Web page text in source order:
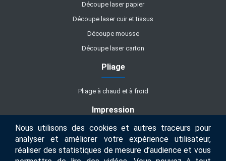
Découpe laser papier
Découpe laser cuir et tissus
Découpe mousse
Découpe laser carton
Pliage
Pliage à chaud et à froid
Impression
Métiers
Nous utilisons des cookies et autres traceurs pour
analyser et améliorer votre expérience utilisateur,
réaliser des statistiques de mesure d’audience et vous